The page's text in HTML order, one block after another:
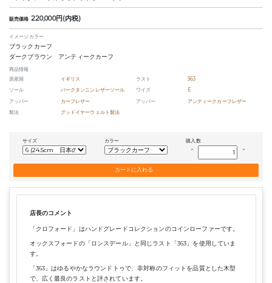
販売価格 220,000円(内税)
イメージカラー
ブラックカーフ
ダークブラウン アンティークカーフ
商品情報
原産国
イギリス ラスト
363
ソール
バークタンニンレザーソール ワイズ
E
アッパー
カーフレザー アッパー
アンティークカーフレザー
製法
グッドイヤーウェルト製法
サイズ カラー 購入数
keyboard_arrow_up keyboard_arrow_down
店長のコメント
「クロフォード」はハンドグレードコレクションのコインローファーです。
オックスフォードの「ロンスデール」と同じラスト「363」を使用していま
す。
「363」はゆるやかなラウンドトゥで、非対称のフィットを品質とした木型
で、広く最良のラストと評されています。